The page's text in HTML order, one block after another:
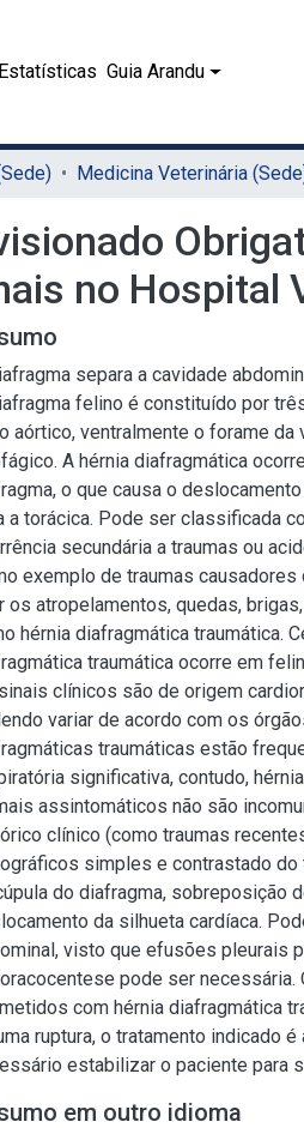
Estatísticas Guia Arandu
Medicina Veterinária
no Hospital
separa a cavidade
felino é constituído por
aórtico, ventralmente o forame da
A hérnia diafragmática
o que causa o
a torácica. Pode ser classificada
secundária a traumas ou
exemplo de traumas
os atropelamentos, quedas,
hérnia diafragmática traumática.
traumática ocorre em
clínicos são de origem
variar de acordo com os
traumáticas estão
significativa, contudo,
assintomáticos não são
clínico (como traumas
simples e contrastado
do diafragma, sobreposição
da silhueta cardíaca.
visto que efusões pleurais
pode ser necessária.
com hérnia diafragmática
ruptura, o tratamento indicado
estabilizar o paciente para
em outro idioma